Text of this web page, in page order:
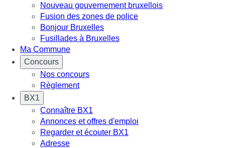
Nouveau gouvernement bruxellois
Fusion des zones de police
Bonjour Bruxelles
Fusillades à Bruxelles
Ma Commune
Concours
Nos concours
Règlement
BX1
Connaître BX1
Annonces et offres d'emploi
Regarder et écouter BX1
Adresse